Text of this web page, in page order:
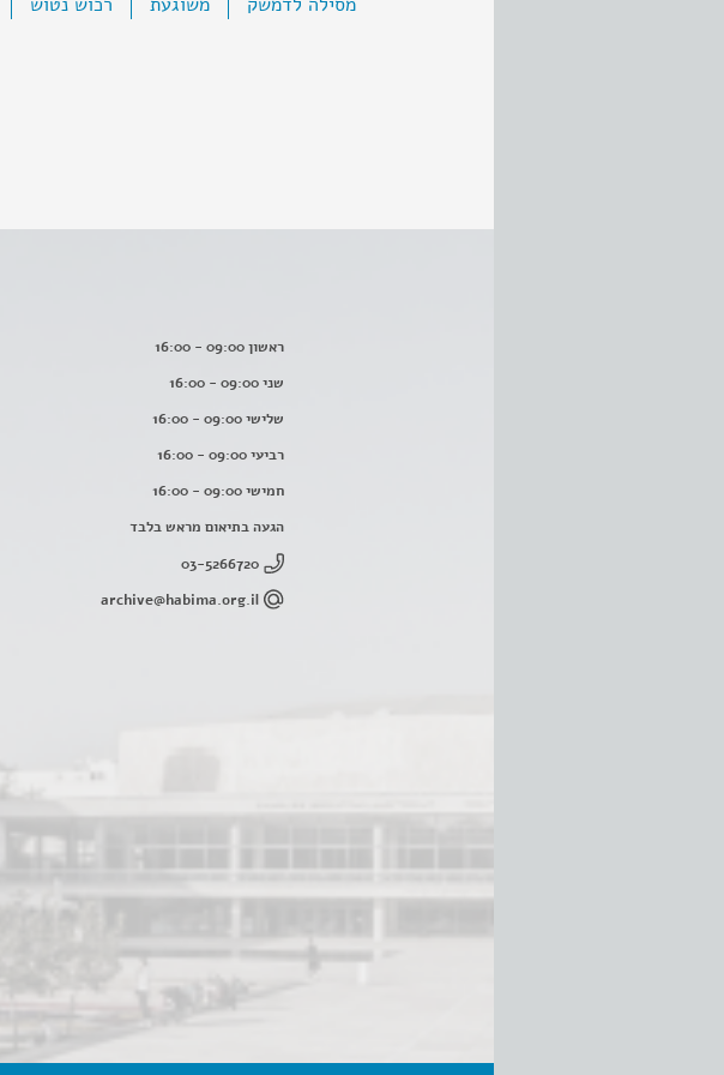
ראשון 09:00 - 16:00
שני 09:00 - 16:00
שלישי 09:00 - 16:00
רביעי 09:00 - 16:00
חמישי 09:00 - 16:00
הגעה בתיאום מראש בלבד
03-5266720
archive@habima.org.il